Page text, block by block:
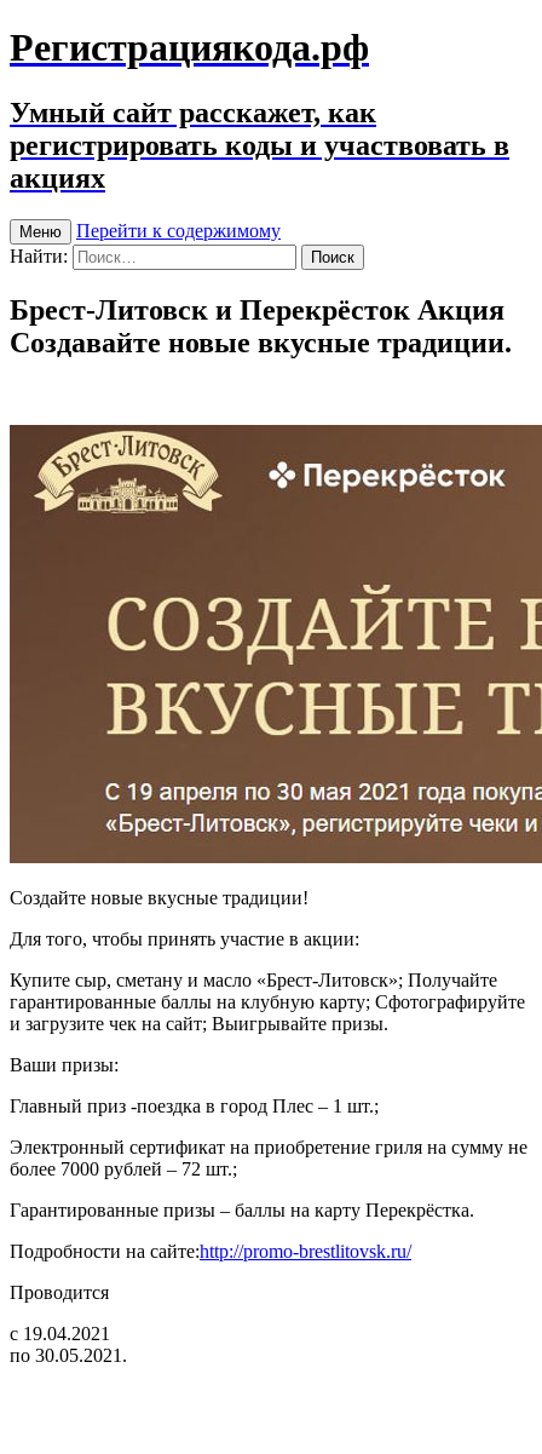
Регистрациякода.рф
Умный сайт расскажет, как
регистрировать коды и участвовать в
акциях
Меню
Перейти к содержимому
Найти:
Брест-Литовск и Перекрёсток Акция
Создавайте новые вкусные традиции.
Создайте новые вкусные традиции!
Для того, чтобы принять участие в акции:
Купите сыр, сметану и масло «Брест-Литовск»; Получайте
гарантированные баллы на клубную карту; Сфотографируйте
и загрузите чек на сайт; Выигрывайте призы.
Ваши призы:
Главный приз -поездка в город Плес – 1 шт.;
Электронный сертификат на приобретение гриля на сумму не
более 7000 рублей – 72 шт.;
Гарантированные призы – баллы на карту Перекрёстка.
Подробности на сайте:http://promo-brestlitovsk.ru/
Проводится
с 19.04.2021
по 30.05.2021.